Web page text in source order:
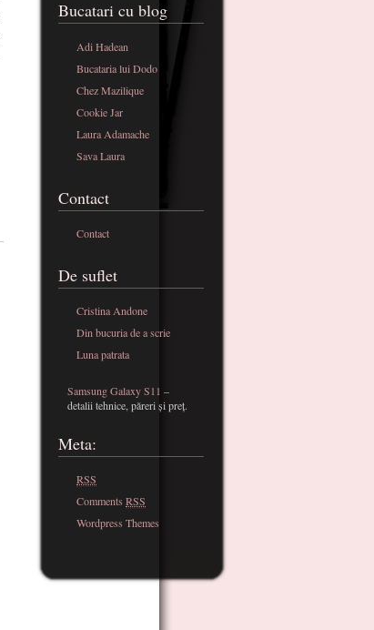
Bucatari cu blog
Adi Hadean
Bucataria lui Dodo
Chez Mazilique
Cookie Jar
Laura Adamache
Sava Laura
Contact
Contact
De suflet
Cristina Andone
Din bucuria de a scrie
Luna patrata
Samsung Galaxy S11 –
detalii tehnice, păreri și preț.
Meta:
RSS
Comments RSS
Wordpress Themes